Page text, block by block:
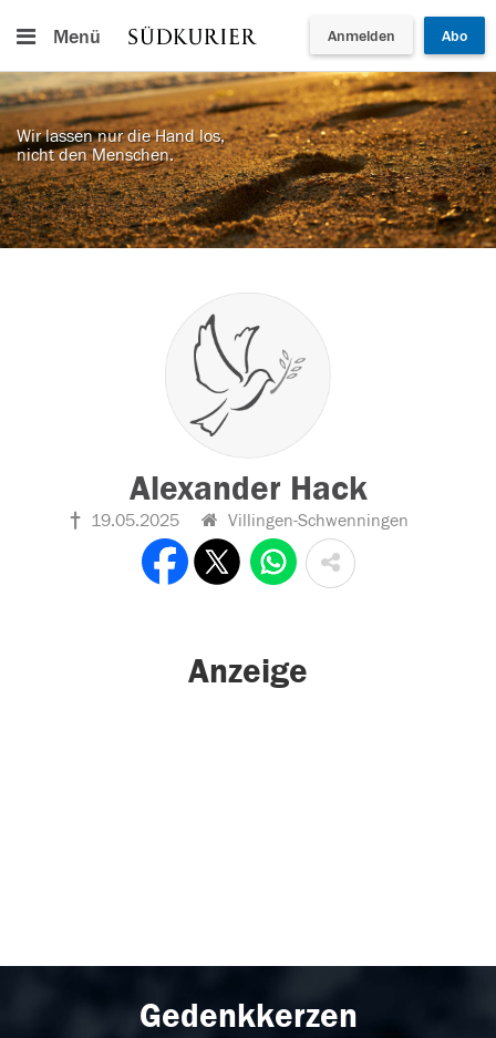
Menü Anmelden Abo
Wir lassen nur die Hand los,
nicht den Menschen.
Alexander Hack
19.05.2025 Villingen-Schwenningen
Anzeige
Gedenkkerzen